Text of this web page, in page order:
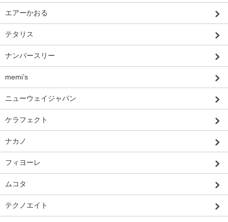
エアーかおる
テタリス
ナンバースリー
memi’s
ニューウェイジャパン
ケラフェクト
ナカノ
フィヨーレ
ムコタ
テクノエイト